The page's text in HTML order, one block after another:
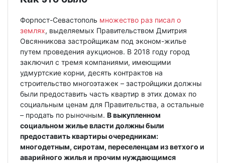
Форпост-Севастополь множество раз писал о
землях, выделяемых Правительством Дмитрия
Овсянникова застройщикам под эконом-жилье
путем проведения аукционов. В 2018 году город
заключил с тремя компаниями, имеющими
удмуртские корни, десять контрактов на
строительство многоэтажек – застройщики должны
были предоставить часть квартир в этих домах по
социальным ценам для Правительства, а остальные
– продать по рыночным. В выкупленном
социальном жилье власти должны были
предоставить квартиры очередникам:
многодетным, сиротам, переселенцам из ветхого и
аварийного жилья и прочим нуждающимся